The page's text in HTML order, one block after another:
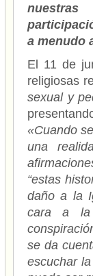
a menudo
El 11 de
religiosas
sexual y
«Cuando
una
“estas
daño a la
cara a la
se da
escuchar